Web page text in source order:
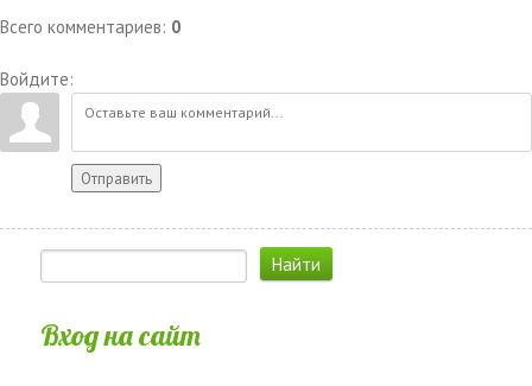
Всего комментариев: 0
Войдите:
Отправить
Вход на сайт